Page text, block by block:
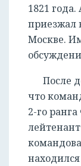
1821
приезжал
Москве.
После
что
2-го